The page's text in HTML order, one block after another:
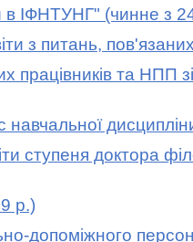
в ІФНТУНГ" (чинне з
з питань, пов'язаних
працівників та НПП
доктора
р.)
допоміжного